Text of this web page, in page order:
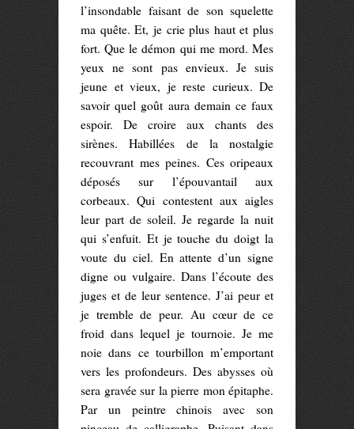
l’insondable faisant de son squelette
ma quête. Et, je crie plus haut et plus
fort. Que le démon qui me mord. Mes
yeux ne sont pas envieux. Je suis
jeune et vieux, je reste curieux. De
savoir quel goût aura demain ce faux
espoir. De croire aux chants des
sirènes. Habillées de la nostalgie
recouvrant mes peines. Ces oripeaux
déposés sur l’épouvantail aux
corbeaux. Qui contestent aux aigles
leur part de soleil. Je regarde la nuit
qui s’enfuit. Et je touche du doigt la
voute du ciel. En attente d’un signe
digne ou vulgaire. Dans l’écoute des
juges et de leur sentence. J’ai peur et
je tremble de peur. Au cœur de ce
froid dans lequel je tournoie. Je me
noie dans ce tourbillon m’emportant
vers les profondeurs. Des abysses où
sera gravée sur la pierre mon épitaphe.
Par un peintre chinois avec son